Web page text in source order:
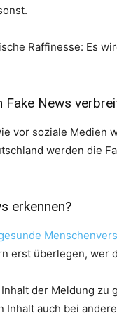
Raffinesse: Es
Fake News
vor soziale Medien
werden die
erkennen?
erst überlegen, wer
der Meldung
Inhalt auch bei